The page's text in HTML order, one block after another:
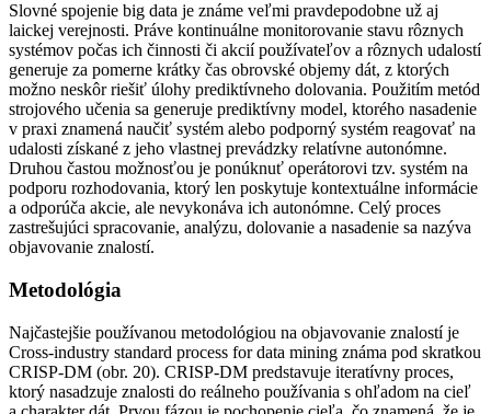
Slovné spojenie big data je známe veľmi pravdepodobne už aj
laickej verejnosti. Práve kontinuálne monitorovanie stavu rôznych
systémov počas ich činnosti či akcií používateľov a rôznych udalostí
generuje za pomerne krátky čas obrovské objemy dát, z ktorých
možno neskôr riešiť úlohy prediktívneho dolovania. Použitím metód
strojového učenia sa generuje prediktívny model, ktorého nasadenie
v praxi znamená naučiť systém alebo podporný systém reagovať na
udalosti získané z jeho vlastnej prevádzky relatívne autonómne.
Druhou častou možnosťou je ponúknuť operátorovi tzv. systém na
podporu rozhodovania, ktorý len poskytuje kontextuálne informácie
a odporúča akcie, ale nevykonáva ich autonómne. Celý proces
zastrešujúci spracovanie, analýzu, dolovanie a nasadenie sa nazýva
objavovanie znalostí.
Metodológia
Najčastejšie používanou metodológiou na objavovanie znalostí je
Cross-industry standard process for data mining známa pod skratkou
CRISP-DM (obr. 20). CRISP-DM predstavuje iteratívny proces,
ktorý nasadzuje znalosti do reálneho používania s ohľadom na cieľ